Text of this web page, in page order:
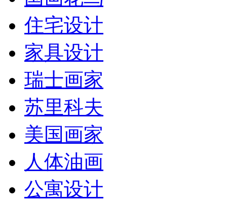
住宅设计
家具设计
瑞士画家
苏里科夫
美国画家
人体油画
公寓设计